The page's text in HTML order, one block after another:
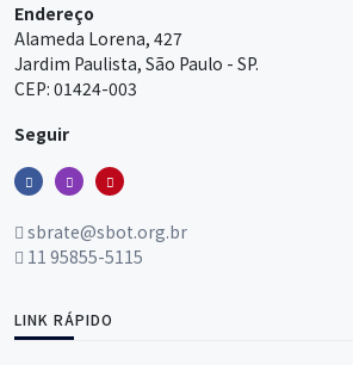
Endereço
Alameda Lorena, 427
Jardim Paulista, São Paulo - SP.
CEP: 01424-003
Seguir
sbrate@sbot.org.br
11 95855-5115
LINK RÁPIDO